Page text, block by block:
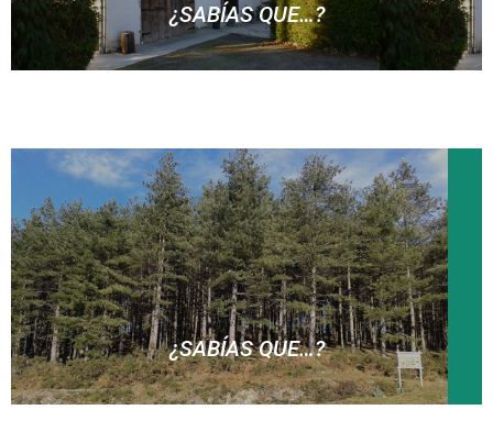
¿SABÍAS QUE…?
Compañía Olaberria le faltaba un soldado para cumplir
con el cupo obligatorio y que para no ser sancionada
y perder su puesto en el desfile, el Capitán mandó
buscar un soldado por los caseríos del barrio, hasta
dar con uno en el caserío Makatza y así poder
desfilar?
¿SABÍAS QUE…?